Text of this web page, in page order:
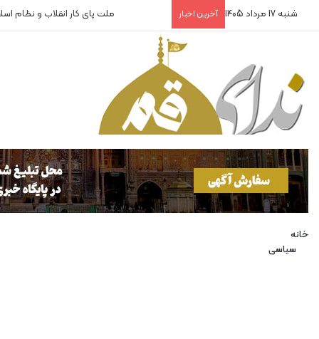
شنبه 17 مرداد 1405 آخرین اخبار ملت پای کار انقلاب و نظام
خانه
سیاسی